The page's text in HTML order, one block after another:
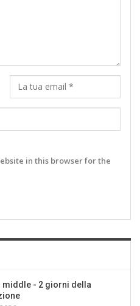
in this browser for the
middle - 2 giorni della